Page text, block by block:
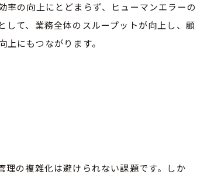
率の向上にとどまらず、ヒューマンエラーの
して、業務全体のスループットが向上し、顧
にもつながります。
理の複雑化は避けられない課題です。しか